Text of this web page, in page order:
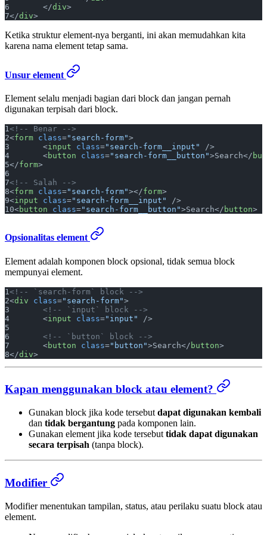
	</
div>
</div>
Ketika struktur element-nya berganti, ini akan memudahkan kita
karena nama element tetap sama.
Unsur element
Element selalu menjadi bagian dari block dan jangan pernah
digunakan terpisah dari block.
<!-- Benar -->
<form class="search-form">
	<
input class="search-form__input"
/>
	<
button class="search-form__button">Search</
</form>
<!-- Salah -->
<form class="search-form"></form>
<input class="search-form__input"
/>
<button class="search-form__button">Search</ button>
Opsionalitas element
Element adalah komponen block opsional, tidak semua block
mempunyai element.
<!-- `search-form` block -->
<div class="search-form">
	<!-- `input` block -->
	<
input class="input"
/>
	<!-- `button` block -->
	<
button class="button">Search</ button>
</div>
Kapan menggunakan block atau element?
Gunakan block jika kode tersebut dapat digunakan kembali
dan tidak bergantung pada komponen lain.
Gunakan element jika kode tersebut tidak dapat digunakan
secara terpisah (tanpa block).
Modifier
Modifier menentukan tampilan, status, atau perilaku suatu block atau
element.